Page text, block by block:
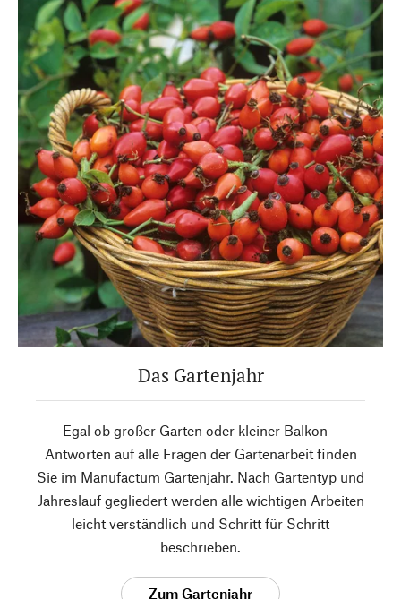
Das Gartenjahr
Egal ob großer Garten oder kleiner Balkon –
Antworten auf alle Fragen der Gartenarbeit finden
Sie im Manufactum Gartenjahr. Nach Gartentyp und
Jahreslauf gegliedert werden alle wichtigen Arbeiten
leicht verständlich und Schritt für Schritt
beschrieben.
Zum Gartenjahr